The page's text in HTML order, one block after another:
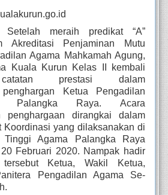
meraih predikat “A”
Akreditasi Penjaminan Mutu
Agama Mahkamah Agung,
Kuala Kurun Kelas II kembali
catatan prestasi dalam
penghargan Ketua Pengadilan
Palangka Raya. Acara
penghargaan dirangkai dalam
Koordinasi yang dilaksanakan di
Agama Palangka Raya
Februari 2020. Nampak hadir
Ketua, Wakil Ketua,
Pengadilan Agama Se-